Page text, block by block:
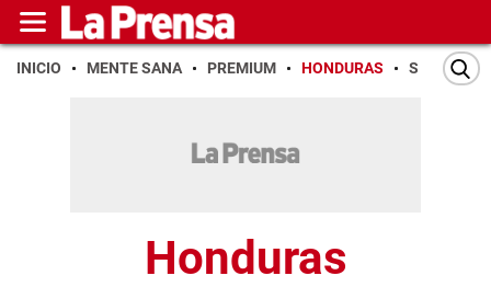
INICIO MENTE SANA PREMIUM HONDURAS SAN PEDRO
Honduras